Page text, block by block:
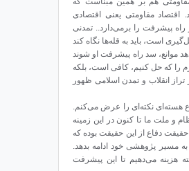
مقاومتی یعنی اقتصادی
پیشرفت را برمی‌دارد.. تمدنی
است، باید به قله‌ها نگاه کند
موانع، سد راه پیشرفت او شوند
را که حل کنیم، کافی است، بلکه
تراز انقلاب و تمدن اسلامی ظهور
هسته‌ای نکته‌ای را عرض می‌کنم.
و ملت ما تا کنون در این زمینه
دفاع از این حقیقت بوده که
به مسیر پژوهشی خود ادامه بدهد.
هزینه می‌دهیم تا این پیشرفت